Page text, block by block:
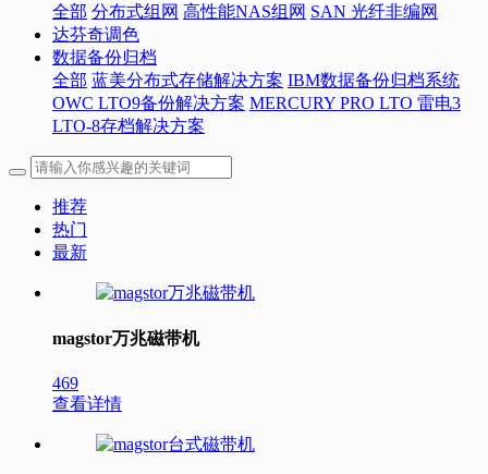
全部 分布式组网 高性能NAS组网 SAN 光纤非编网
达芬奇调色
数据备份归档
全部 蓝美分布式存储解决方案 IBM数据备份归档系统
OWC LTO9备份解决方案 MERCURY PRO LTO 雷电3
LTO-8存档解决方案
推荐
热门
最新
magstor万兆磁带机
469
查看详情